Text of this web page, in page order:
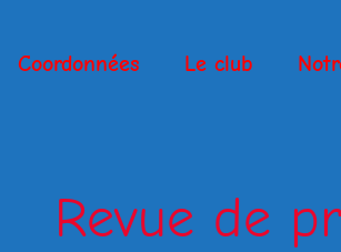
Coordonnées Le club
Revue de